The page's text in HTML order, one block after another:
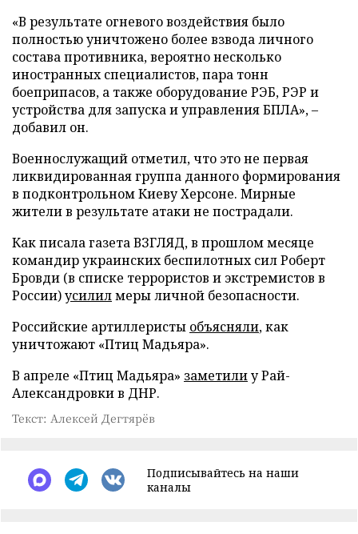
«В результате огневого воздействия было
полностью уничтожено более взвода личного
состава противника, вероятно несколько
иностранных специалистов, пара тонн
боеприпасов, а также оборудование РЭБ, РЭР и
устройства для запуска и управления БПЛА», –
добавил он.
Военнослужащий отметил, что это не первая
ликвидированная группа данного формирования
в подконтрольном Киеву Херсоне. Мирные
жители в результате атаки не пострадали.
Как писала газета ВЗГЛЯД, в прошлом месяце
командир украинских беспилотных сил Роберт
Бровди (в списке террористов и экстремистов в
России)усилилмеры личной безопасности.
Российские артиллеристы объясняли, как
уничтожают «Птиц Мадьяра».
В апреле «Птиц Мадьяра» заметилиу Рай-
Александровки в ДНР.
Текст: Алексей Дегтярёв
Подписывайтесь на наши
каналы